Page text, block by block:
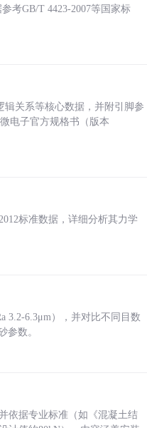
考GB/T 4423-2007等国家标
辑关系等核心数据，并附引脚参
电子官方规格书（版本
标准数据，详细分析其力学
3.2-6.3μm），并对比不同目数
参数。
依据专业标准（如《混凝土结